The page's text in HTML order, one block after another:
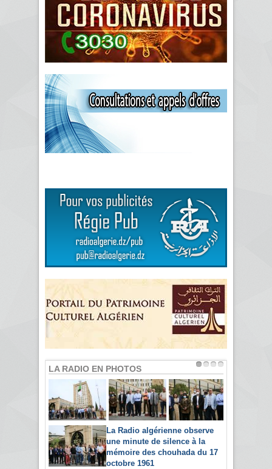
LA RADIO EN PHOTOS
La Radio algérienne observe
une minute de silence à la
mémoire des chouhada du 17
octobre 1961